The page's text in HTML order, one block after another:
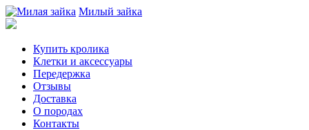
Милый зайка
Купить кролика
Клетки и аксессуары
Передержка
Отзывы
Доставка
О породах
Контакты